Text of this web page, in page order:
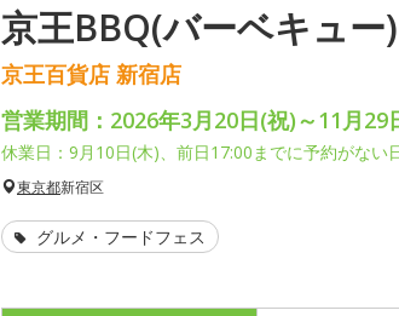
京王BBQ(バーベキュー
京王百貨店 新宿店
営業期間：2026年3月20日(祝)～11月29
休業日：9月10日(木)、前日17:00までに予約がない
東京都新宿区
グルメ・フードフェス